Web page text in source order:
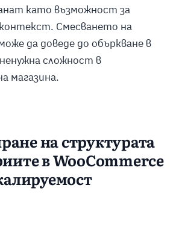
като възможност за
Смесването на
да доведе до объркване в
сложност в
магазина.
на структурата
в WooCommerce